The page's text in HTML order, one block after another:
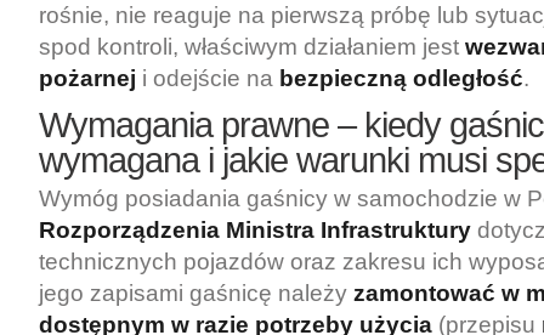
rośnie, nie reaguje na pierwszą próbę lub
spod kontroli, właściwym działaniem jest
pożarnej i odejście na bezpieczną odległość.
Wymagania prawne – kiedy
wymagana i jakie warunki musi
Wymóg posiadania gaśnicy w samochodzie w
Rozporządzenia Ministra Infrastruktury
technicznych pojazdów oraz zakresu ich
jego zapisami gaśnicę należy zamontować w
dostępnym w razie potrzeby użycia (przepisu